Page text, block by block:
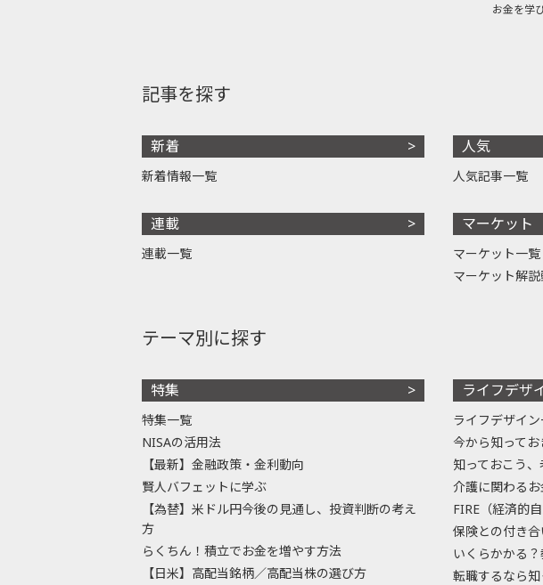
お金を学
記事を探す
新着
新着情報一覧
連載
連載一覧
人気
人気記事一覧
マーケット
マーケット一覧
マーケット解
テーマ別に探す
特集
特集一覧
NISAの活用法
【最新】金融政策・金利動向
賢人バフェットに学ぶ
【為替】米ドル円今後の見通し、投資判断の考え
方
らくちん！積立でお金を増やす方法
【日米】高配当銘柄／高配当株の選び方
ライフデザ
ライフデザイ
今から知って
知っておこう
介護に関わる
FIRE（経済的
保険との付き
いくらかかる
転職するなら知